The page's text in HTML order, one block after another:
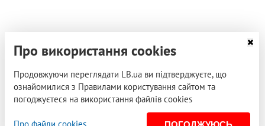
Про використання cookies
Продовжуючи переглядати LB.ua ви підтверджуєте, що
ознайомилися з Правилами користування сайтом та
погоджуєтеся на використання файлів cookies